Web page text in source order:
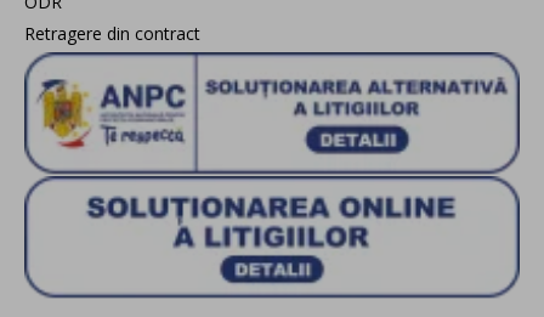
Retragere din contract